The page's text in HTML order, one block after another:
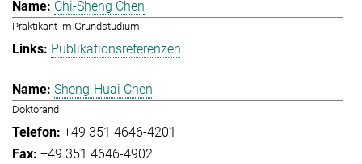
Chi-Sheng Chen
Praktikant im Grundstudium
Publikationsreferenzen
Sheng-Huai Chen
Doktorand
+49 351 4646-4201
+49 351 4646-4902